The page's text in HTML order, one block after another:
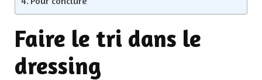
Faire le tri dans le
dressing